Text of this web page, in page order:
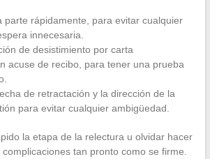
parte rápidamente, para evitar cualquier
innecesaria.
de desistimiento por carta
acuse de recibo, para tener una prueba
de retractación y la dirección de la
para evitar cualquier ambigüedad.
la etapa de la relectura u olvidar hacer
tan pronto como se firme.